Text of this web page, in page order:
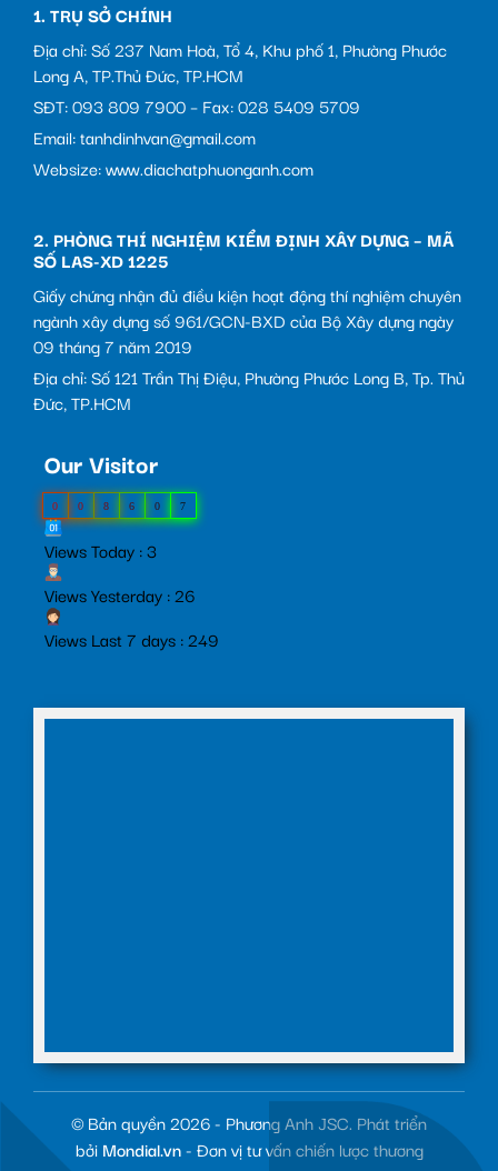
1. TRỤ SỞ CHÍNH
Địa chỉ: Số 237 Nam Hoà, Tổ 4, Khu phố 1, Phường Phước
Long A, TP.Thủ Đức, TP.HCM
SĐT: 093 809 7900 – Fax: 028 5409 5709
Email: tanhdinhvan@gmail.com
Websize: www.diachatphuonganh.com
2. PHÒNG THÍ NGHIỆM KIỂM ĐỊNH XÂY DỰNG – MÃ
SỐ LAS-XD 1225
Giấy chứng nhận đủ điều kiện hoạt động thí nghiệm chuyên
ngành xây dựng số 961/GCN-BXD của Bộ Xây dựng ngày
09 tháng 7 năm 2019
Địa chỉ: Số 121 Trần Thị Điệu, Phường Phước Long B, Tp. Thủ
Đức, TP.HCM
Our Visitor
0 0 8 6 0 7
Views Today : 3
Views Yesterday : 26
Views Last 7 days : 249
© Bản quyền 2026 - Phương Anh JSC. Phát triển
bởi Mondial.vn- Đơn vị tư vấn chiến lược thương